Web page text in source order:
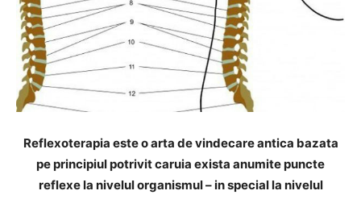
Reflexoterapia este o arta de vindecare antica bazata
pe principiul potrivit caruia exista anumite puncte
reflexe la nivelul organismul – in special la nivelul